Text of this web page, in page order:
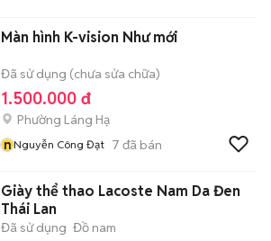
Màn hình K-vision Như mới
Đã sử dụng (chưa sửa chữa)
1.500.000 đ
Phường Láng Hạ
nNguyễn Công Đạt 7 đã bán
Giày thể thao Lacoste Nam Da Đen
Thái Lan
Đã sử dụng Đồ nam